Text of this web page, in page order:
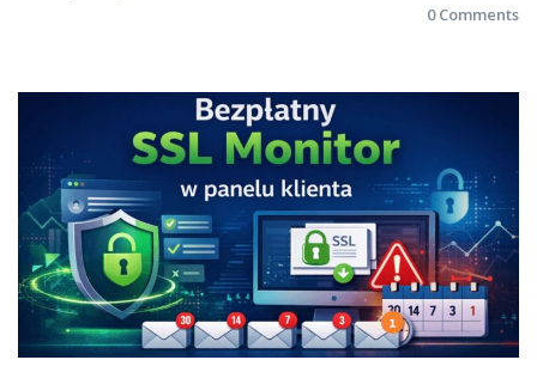
0 Comments